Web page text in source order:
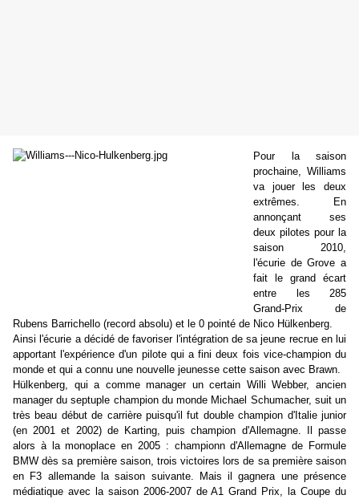
Pour la saison
prochaine, Williams
va jouer les deux
extrêmes. En
annonçant ses
deux pilotes pour la
saison 2010,
l'écurie de Grove a
fait le grand écart
entre les 285
Grand-Prix de
Rubens Barrichello (record absolu) et le 0 pointé de Nico Hülkenberg.
Ainsi l'écurie a décidé de favoriser l'intégration de sa jeune recrue en lui
apportant l'expérience d'un pilote qui a fini deux fois vice-champion du
monde et qui a connu une nouvelle jeunesse cette saison avec Brawn.
Hülkenberg, qui a comme manager un certain Willi Webber, ancien
manager du septuple champion du monde Michael Schumacher, suit un
très beau début de carrière puisqu'il fut double champion d'Italie junior
(en 2001 et 2002) de Karting, puis champion d'Allemagne. Il passe
alors à la monoplace en 2005 : championn d'Allemagne de Formule
BMW dès sa première saison, trois victoires lors de sa première saison
en F3 allemande la saison suivante. Mais il gagnera une présence
médiatique avec la saison 2006-2007 de A1 Grand Prix, la Coupe du